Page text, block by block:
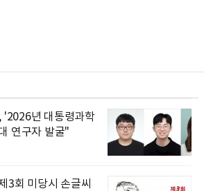
'2026년 대통령과학
연구자 발굴"
3회 미당시 손글씨